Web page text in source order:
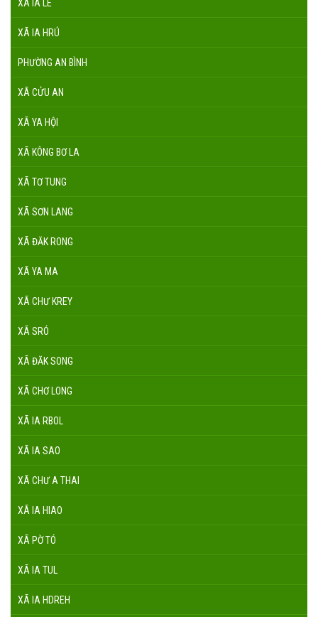
XÃ IA LE
XÃ IA HRÚ
PHƯỜNG AN BÌNH
XÃ CỬU AN
XÃ YA HỘI
XÃ KÔNG BƠ LA
XÃ TƠ TUNG
XÃ SƠN LANG
XÃ ĐĂK RONG
XÃ YA MA
XÃ CHƯ KREY
XÃ SRÓ
XÃ ĐĂK SONG
XÃ CHƠ LONG
XÃ IA RBOL
XÃ IA SAO
XÃ CHƯ A THAI
XÃ IA HIAO
XÃ PỜ TÓ
XÃ IA TUL
XÃ IA HDREH